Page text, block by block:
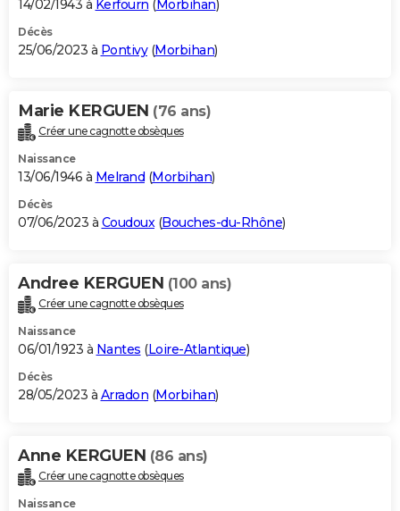
14/02/1943 à Kerfourn ( Morbihan)
Décès
25/06/2023 à Pontivy(Morbihan)
Marie KERGUEN (76 ans)
Créer une cagnotte obsèques
Naissance
13/06/1946 à Melrand (Morbihan)
Décès
07/06/2023 à Coudoux(Bouches-du-Rhône)
Andree KERGUEN (100 ans)
Créer une cagnotte obsèques
Naissance
06/01/1923 à Nantes (Loire-Atlantique)
Décès
28/05/2023 à Arradon (Morbihan)
Anne KERGUEN (86 ans)
Créer une cagnotte obsèques
Naissance